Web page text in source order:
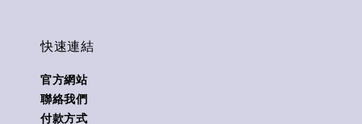
快速連結
官方網站
聯絡我們
付款方式